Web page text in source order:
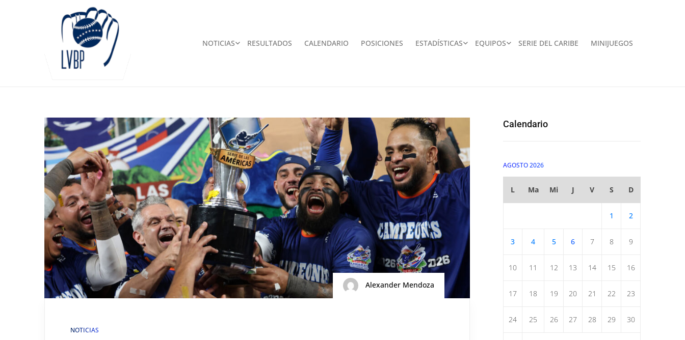
NOTICIAS RESULTADOS CALENDARIO POSICIONES ESTADÍSTICAS EQUIPOS SERIE DEL CARIBE MINIJUEGOS
Alexander Mendoza
NOTICIAS
Calendario
AGOSTO 2026
L Ma Mi J V S D
1 2
3 4 5 6 7 8 9
10 11 12 13 14 15 16
17 18 19 20 21 22 23
24 25 26 27 28 29 30